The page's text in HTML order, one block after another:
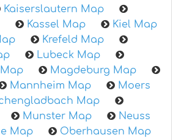
Kaiserslautern Map
Kassel Map
Kiel Map
Krefeld Map
Lubeck Map
Magdeburg Map
Mannheim Map
Moers
Map
Munster Map
Neuss
Map
Oberhausen Map